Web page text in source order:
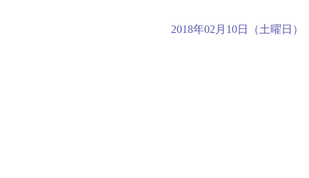
2018年02月10日（土曜日）